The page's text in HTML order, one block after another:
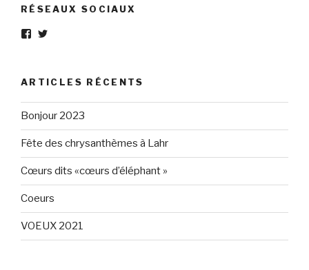
RÉSEAUX SOCIAUX
Voir
Eléphant-
Gris-
160596147294205
sur
Facebook
Voir
elephantgris
sur
Twitter
ARTICLES RÉCENTS
Bonjour 2023
Fête des chrysanthèmes à Lahr
Cœurs dits «cœurs d’éléphant »
Coeurs
VOEUX 2021